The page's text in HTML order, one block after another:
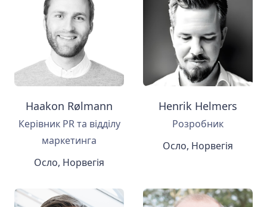
Haakon Rølmann
Керівник PR та відділу
маркетинга
Осло, Норвегія
Henrik Helmers
Розробник
Осло, Норвегія